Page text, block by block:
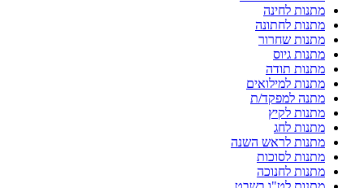
מתנות לחינה
מתנות לחתונה
מתנות שחרור
מתנות גיוס
מתנות תודה
מתנות למילואים
מתנה למפקד/ת
מתנות לקיץ
מתנות לחג
מתנות לראש השנה
מתנות לסוכות
מתנות לחנוכה